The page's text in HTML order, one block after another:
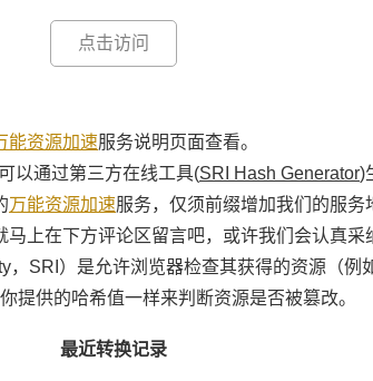
点击访问
能资源加速服务说明页面查看。
以通过第三方在线工具(SRI Hash Generator)
万能资源加速服务，仅须前缀增加我们的服务
上在下方评论区留言吧，或许我们会认真采
SRI）是允许浏览器检查其获得的资源（例
提供的哈希值一样来判断资源是否被篡改。
最近转换记录